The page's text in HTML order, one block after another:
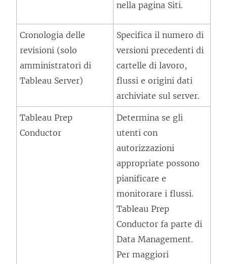
nella pagina Siti.
Cronologia delle
revisioni (solo
amministratori di
Tableau Server)
Specifica il numero di
versioni precedenti di
cartelle di lavoro,
flussi e origini dati
archiviate sul server.
Tableau Prep
Conductor
Determina se gli
utenti con
autorizzazioni
appropriate possono
pianificare e
monitorare i flussi.
Tableau Prep
Conductor fa parte di
Data Management.
Per maggiori